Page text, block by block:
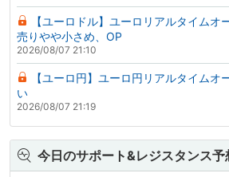
【ユーロドル】ユーロリアルタイム
売りやや小さめ、OP
2026/08/07 21:10
【ユーロ円】ユーロ円リアルタイム
い
2026/08/07 21:19
今日のサポート&レジスタンス予